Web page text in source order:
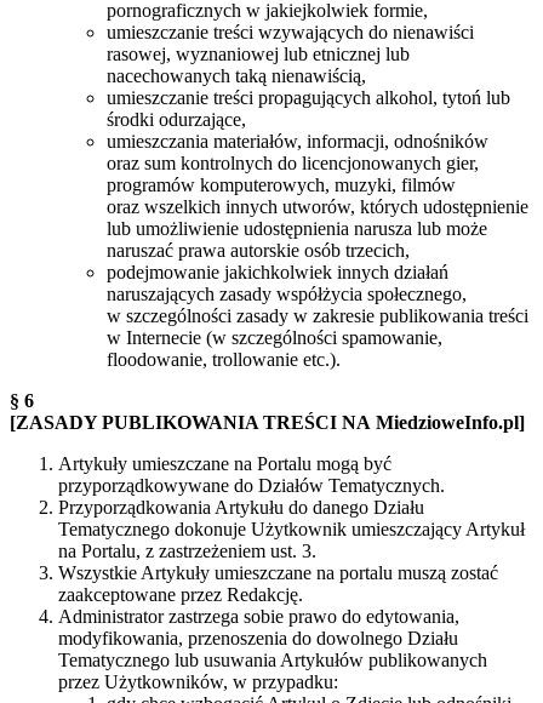
pornograficznych w jakiejkolwiek formie,
umieszczanie treści wzywających do nienawiści
rasowej, wyznaniowej lub etnicznej lub
nacechowanych taką nienawiścią,
umieszczanie treści propagujących alkohol, tytoń lub
środki odurzające,
umieszczania materiałów, informacji, odnośników
oraz sum kontrolnych do licencjonowanych gier,
programów komputerowych, muzyki, filmów
oraz wszelkich innych utworów, których udostępnienie
lub umożliwienie udostępnienia narusza lub może
naruszać prawa autorskie osób trzecich,
podejmowanie jakichkolwiek innych działań
naruszających zasady współżycia społecznego,
w szczególności zasady w zakresie publikowania treści
w Internecie (w szczególności spamowanie,
floodowanie, trollowanie etc.).
§ 6
[ZASADY PUBLIKOWANIA TREŚCI NA MiedzioweInfo.pl]
Artykuły umieszczane na Portalu mogą być
przyporządkowywane do Działów Tematycznych.
Przyporządkowania Artykułu do danego Działu
Tematycznego dokonuje Użytkownik umieszczający Artykuł
na Portalu, z zastrzeżeniem ust. 3.
Wszystkie Artykuły umieszczane na portalu muszą zostać
zaakceptowane przez Redakcję.
Administrator zastrzega sobie prawo do edytowania,
modyfikowania, przenoszenia do dowolnego Działu
Tematycznego lub usuwania Artykułów publikowanych
przez Użytkowników, w przypadku: